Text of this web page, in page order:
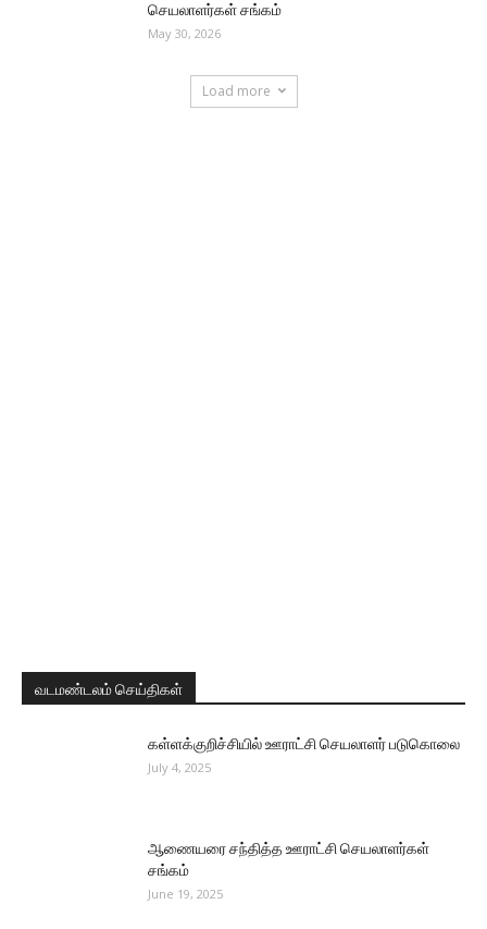
செயலாளர்கள் சங்கம்
May 30, 2026
Load more
வடமண்டலம் செய்திகள்
கள்ளக்குறிச்சியில் ஊராட்சி செயலாளர் படுகொலை
July 4, 2025
ஆணையரை சந்தித்த ஊராட்சி செயலாளர்கள்
சங்கம்
June 19, 2025